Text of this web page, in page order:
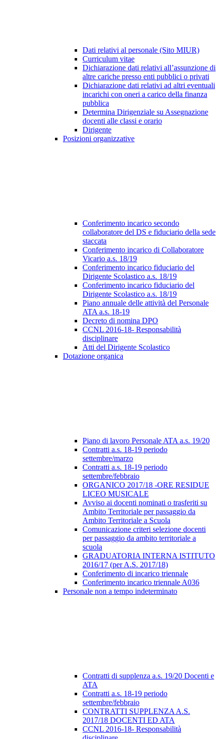
Dati relativi al personale (Sito MIUR)
Curriculum vitae
Dichiarazione dati relativi all’assunzione di
altre cariche presso enti pubblici o privati
Dichiarazione dati relativi ad altri eventuali
incarichi con oneri a carico della finanza
pubblica
Determina Dirigenziale su Assegnazione
docenti alle classi e orario
Dirigente
Posizioni organizzative
Conferimento incarico secondo
collaboratore del DS e fiduciario della sede
staccata
Conferimento incarico di Collaboratore
Vicario a.s. 18/19
Conferimento incarico fiduciario del
Dirigente Scolastico a.s. 18/19
Conferimento incarico fiduciario del
Dirigente Scolastico a.s. 18/19
Piano annuale delle attività del Personale
ATA a.s. 18-19
Decreto di nomina DPO
CCNL 2016-18- Responsabilità
disciplinare
Atti del Dirigente Scolastico
Dotazione organica
Piano di lavoro Personale ATA a.s. 19/20
Contratti a.s. 18-19 periodo
settembre/marzo
Contratti a.s. 18-19 periodo
settembre/febbraio
ORGANICO 2017/18 -ORE RESIDUE
LICEO MUSICALE
Avviso ai docenti nominati o trasferiti su
Ambito Territoriale per passaggio da
Ambito Territoriale a Scuola
Comunicazione criteri selezione docenti
per passaggio da ambito territoriale a
scuola
GRADUATORIA INTERNA ISTITUTO
2016/17 (per A.S. 2017/18)
Conferimento di incarico triennale
Conferimento incarico triennale A036
Personale non a tempo indeterminato
Contratti di supplenza a.s. 19/20 Docenti e
ATA
Contratti a.s. 18-19 periodo
settembre/febbraio
CONTRATTI SUPPLENZA A.S.
2017/18 DOCENTI ED ATA
CCNL 2016-18- Responsabilità